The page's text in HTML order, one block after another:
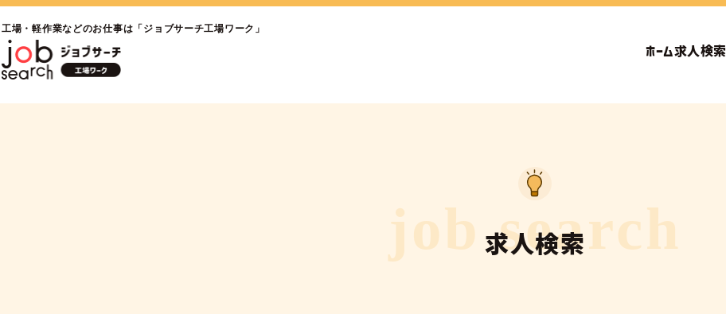
工場・軽作業などのお仕事は「ジョブサーチ工場ワーク」
ホーム求人検索
求人検索
job search